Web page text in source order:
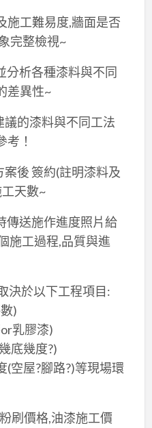
施工難易度,牆面是否
完整檢視~
分析各種漆料與不同
差異性~
議的漆料與不同工法
考！
後 簽約(註明漆料及
天數~
傳送施作進度照片給
施工過程,品質與進
決於以下工程項目:
)
乳膠漆)
底幾度?)
空屋?腳路?)等現場環
刷價格,油漆施工價